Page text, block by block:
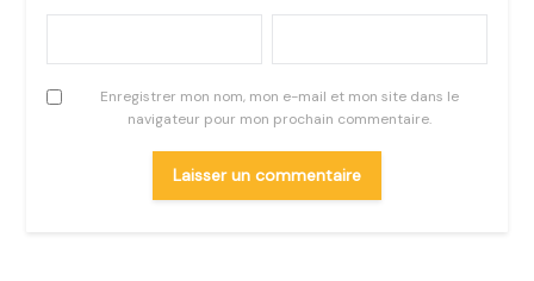
Enregistrer mon nom, mon e-mail et mon site dans le
navigateur pour mon prochain commentaire.